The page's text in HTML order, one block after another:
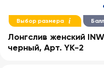
Выбор размера
Лонгслив женский
черный, Арт. YK-2